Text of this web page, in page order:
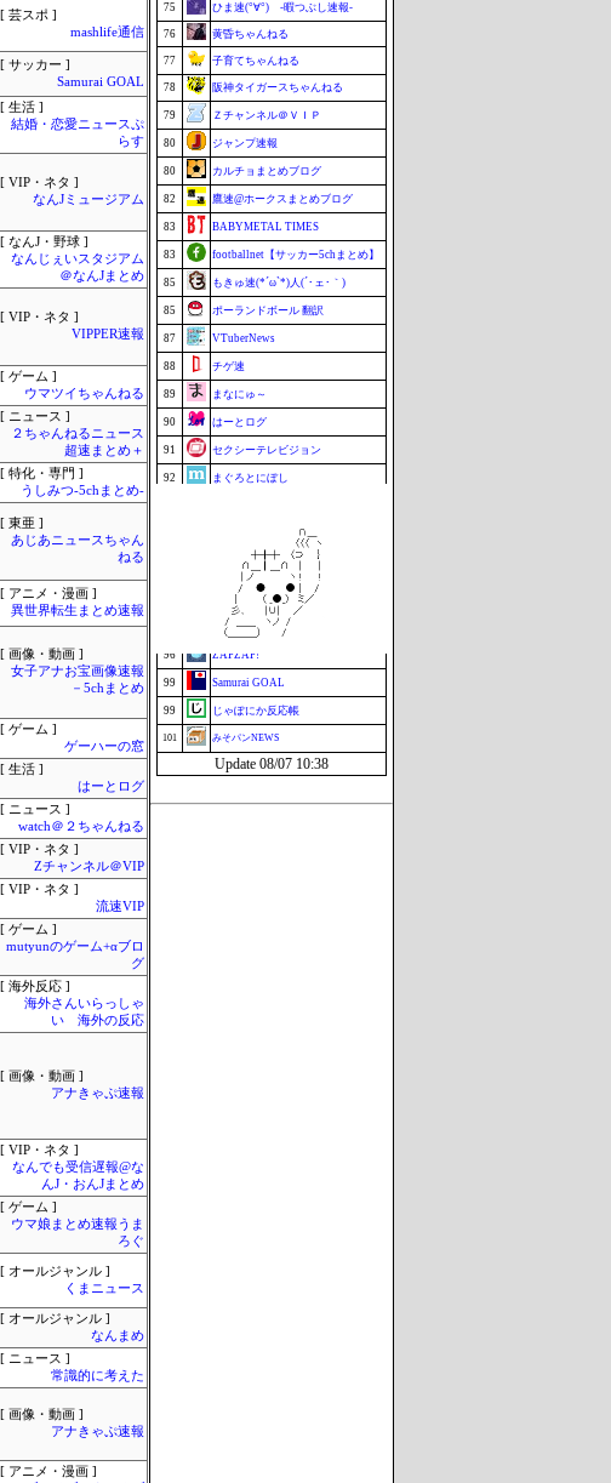
[ 芸スポ ]
mashlife通信
[ サッカー ]
Samurai GOAL
[ 生活 ]
結婚・恋愛ニュースぷ
らす
[ VIP・ネタ ]
なんJミュージアム
[ なんJ・野球 ]
なんじぇいスタジアム
＠なんJまとめ
[ VIP・ネタ ]
VIPPER速報
[ ゲーム ]
ウマツイちゃんねる
[ ニュース ]
２ちゃんねるニュース
超速まとめ＋
[ 特化・専門 ]
うしみつ-5chまとめ-
[ 東亜 ]
あじあニュースちゃん
ねる
[ アニメ・漫画 ]
異世界転生まとめ速報
[ 画像・動画 ]
女子アナお宝画像速報
－5chまとめ
[ ゲーム ]
ゲーハーの窓
[ 生活 ]
はーとログ
[ ニュース ]
watch＠２ちゃんねる
[ VIP・ネタ ]
Zチャンネル＠VIP
[ VIP・ネタ ]
流速VIP
[ ゲーム ]
mutyunのゲーム+αブロ
グ
[ 海外反応 ]
海外さんいらっしゃ
い 海外の反応
[ 画像・動画 ]
アナきゃぷ速報
[ VIP・ネタ ]
なんでも受信遅報@な
んJ・おんJまとめ
[ ゲーム ]
ウマ娘まとめ速報うま
ろぐ
[ オールジャンル ]
くまニュース
[ オールジャンル ]
なんまめ
[ ニュース ]
常識的に考えた
[ 画像・動画 ]
アナきゃぷ速報
[ アニメ・漫画 ]
75 ひま速(°∀°) -暇つぶし速報-
76 黄昏ちゃんねる
77 子育てちゃんねる
78 阪神タイガースちゃんねる
79 Ｚチャンネル＠ＶＩＰ
80 ジャンプ速報
80 カルチョまとめブログ
82 鷹速@ホークスまとめブログ
83 BABYMETAL TIMES
83 footballnet【サッカー5chまとめ】
85 もきゅ速(*´ω`*)人(´･ェ･｀)
85 ポーランドボール 翻訳
87 VTuberNews
88 チゲ速
89 まなにゅ～
90 はーとログ
91 セクシーテレビジョン
92 まぐろとにぼし
映画.net -ネタバレ|感想|評判 2chま
とめブログ-
究極のまとめ.com
マラソン速報
釣りまとめ速報
96 ZAPZAP!
99 Samurai GOAL
99 じゃぽにか反応帳
101 みそパンNEWS
Update 08/07 10:38